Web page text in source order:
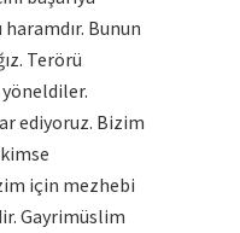
Bunun
Terörü
yöneldiler.
ediyoruz. Bizim
için mezhebi
Gayrimüslim